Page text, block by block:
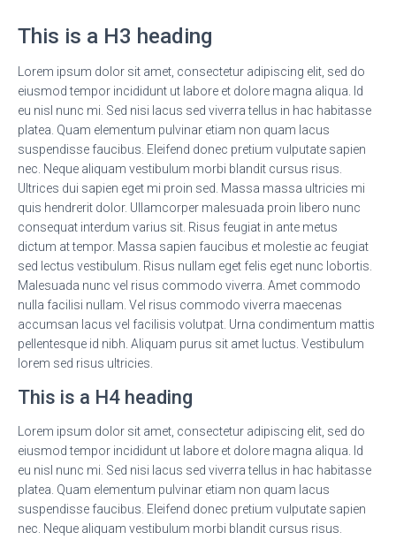
This is a H3 heading
Lorem ipsum dolor sit amet, consectetur adipiscing elit, sed do
eiusmod tempor incididunt ut labore et dolore magna aliqua. Id
eu nisl nunc mi. Sed nisi lacus sed viverra tellus in hac habitasse
platea. Quam elementum pulvinar etiam non quam lacus
suspendisse faucibus. Eleifend donec pretium vulputate sapien
nec. Neque aliquam vestibulum morbi blandit cursus risus.
Ultrices dui sapien eget mi proin sed. Massa massa ultricies mi
quis hendrerit dolor. Ullamcorper malesuada proin libero nunc
consequat interdum varius sit. Risus feugiat in ante metus
dictum at tempor. Massa sapien faucibus et molestie ac feugiat
sed lectus vestibulum. Risus nullam eget felis eget nunc lobortis.
Malesuada nunc vel risus commodo viverra. Amet commodo
nulla facilisi nullam. Vel risus commodo viverra maecenas
accumsan lacus vel facilisis volutpat. Urna condimentum mattis
pellentesque id nibh. Aliquam purus sit amet luctus. Vestibulum
lorem sed risus ultricies.
This is a H4 heading
Lorem ipsum dolor sit amet, consectetur adipiscing elit, sed do
eiusmod tempor incididunt ut labore et dolore magna aliqua. Id
eu nisl nunc mi. Sed nisi lacus sed viverra tellus in hac habitasse
platea. Quam elementum pulvinar etiam non quam lacus
suspendisse faucibus. Eleifend donec pretium vulputate sapien
nec. Neque aliquam vestibulum morbi blandit cursus risus.